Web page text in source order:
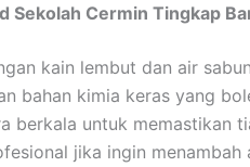
Sekolah Cermin Tingkap
kain lembut dan air
bahan kimia keras yang
berkala untuk memastikan
jika ingin